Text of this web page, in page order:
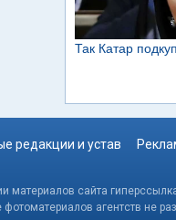
редакции и устав
сайта
агентств не